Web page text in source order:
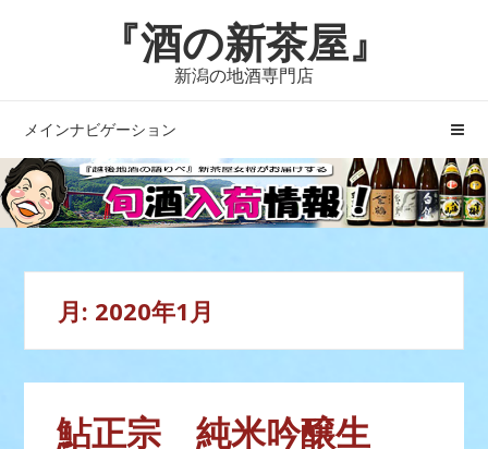
シ
ョ
ン
へ
キ
ツ
へ
ス
キ
プ
『酒の新茶屋』
新潟の地酒専門店
メインナビゲーション
月: 2020年1月
鮎正宗 純米吟醸生